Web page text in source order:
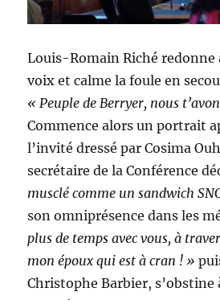
Louis-Romain Riché redonne
voix et calme la foule en
« Peuple de Berryer, nous
Commence alors un portrait
l’invité dressé par Cosima
secrétaire de la Conférence
musclé comme un sandwich
son omniprésence dans les
plus de temps avec vous, à
mon époux qui est à cran ! »
Christophe Barbier, s’obstine